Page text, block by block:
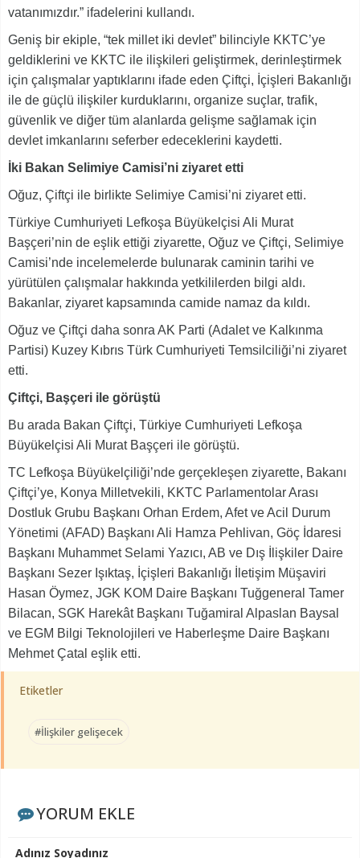
vatanımızdır.” ifadelerini kullandı.
Geniş bir ekiple, “tek millet iki devlet” bilinciyle KKTC’ye
geldiklerini ve KKTC ile ilişkileri geliştirmek, derinleştirmek
için çalışmalar yaptıklarını ifade eden Çiftçi, İçişleri Bakanlığı
ile de güçlü ilişkiler kurduklarını, organize suçlar, trafik,
güvenlik ve diğer tüm alanlarda gelişme sağlamak için
devlet imkanlarını seferber edeceklerini kaydetti.
İki Bakan Selimiye Camisi’ni ziyaret etti
Oğuz, Çiftçi ile birlikte Selimiye Camisi’ni ziyaret etti.
Türkiye Cumhuriyeti Lefkoşa Büyükelçisi Ali Murat
Başçeri’nin de eşlik ettiği ziyarette, Oğuz ve Çiftçi, Selimiye
Camisi’nde incelemelerde bulunarak caminin tarihi ve
yürütülen çalışmalar hakkında yetkililerden bilgi aldı.
Bakanlar, ziyaret kapsamında camide namaz da kıldı.
Oğuz ve Çiftçi daha sonra AK Parti (Adalet ve Kalkınma
Partisi) Kuzey Kıbrıs Türk Cumhuriyeti Temsilciliği’ni ziyaret
etti.
Çiftçi, Başçeri ile görüştü
Bu arada Bakan Çiftçi, Türkiye Cumhuriyeti Lefkoşa
Büyükelçisi Ali Murat Başçeri ile görüştü.
TC Lefkoşa Büyükelçiliği’nde gerçekleşen ziyarette, Bakanı
Çiftçi’ye, Konya Milletvekili, KKTC Parlamentolar Arası
Dostluk Grubu Başkanı Orhan Erdem, Afet ve Acil Durum
Yönetimi (AFAD) Başkanı Ali Hamza Pehlivan, Göç İdaresi
Başkanı Muhammet Selami Yazıcı, AB ve Dış İlişkiler Daire
Başkanı Sezer Işıktaş, İçişleri Bakanlığı İletişim Müşaviri
Hasan Öymez, JGK KOM Daire Başkanı Tuğgeneral Tamer
Bilacan, SGK Harekât Başkanı Tuğamiral Alpaslan Baysal
ve EGM Bilgi Teknolojileri ve Haberleşme Daire Başkanı
Mehmet Çatal eşlik etti.
Etiketler
#İlişkiler gelişecek
YORUM EKLE
Adınız Soyadınız